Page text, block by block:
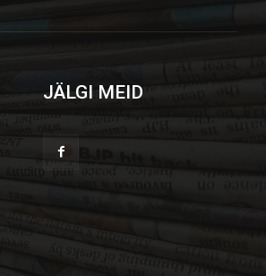
JÄLGI MEID